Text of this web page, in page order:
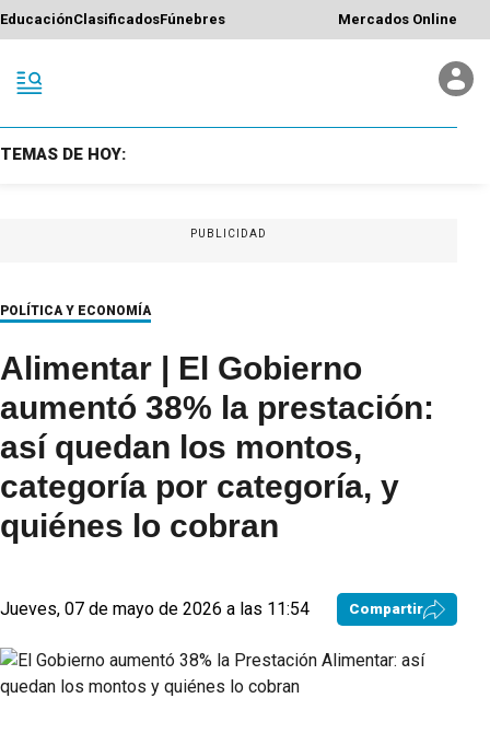
EducaciónClasificadosFúnebres Mercados Online
TEMAS DE HOY:
PUBLICIDAD
POLÍTICA Y ECONOMÍA
Alimentar | El Gobierno
aumentó 38% la prestación:
así quedan los montos,
categoría por categoría, y
quiénes lo cobran
Jueves, 07 de mayo de 2026 a las 11:54 Compartir